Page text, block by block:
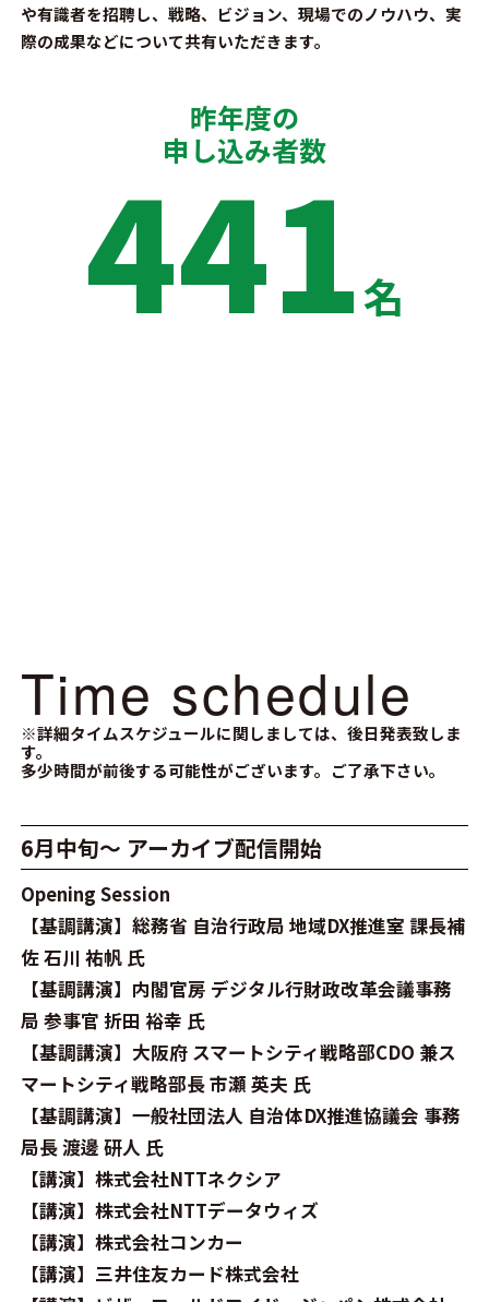
や有識者を招聘し、戦略、ビジョン、現場でのノウハウ、実
際の成果などについて共有いただきます。
昨年度の
申し込み者数
441名
Time schedule
※詳細タイムスケジュールに関しましては、後日発表致しま
す。
多少時間が前後する可能性がございます。ご了承下さい。
6月中旬～ アーカイブ配信開始
Opening Session
【基調講演】総務省 自治行政局 地域DX推進室 課長補
佐 石川 祐帆 氏
【基調講演】内閣官房 デジタル行財政改革会議事務
局 参事官 折田 裕幸 氏
【基調講演】大阪府 スマートシティ戦略部CDO 兼ス
マートシティ戦略部長 市瀬 英夫 氏
【基調講演】一般社団法人 自治体DX推進協議会 事務
局長 渡邊 研人 氏
【講演】株式会社NTTネクシア
【講演】株式会社NTTデータウィズ
【講演】株式会社コンカー
【講演】三井住友カード株式会社